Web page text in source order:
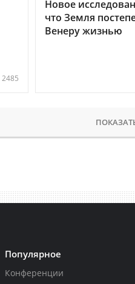
2485
Новое
что Земля
Венеру жизнью
Популярное
Конференции